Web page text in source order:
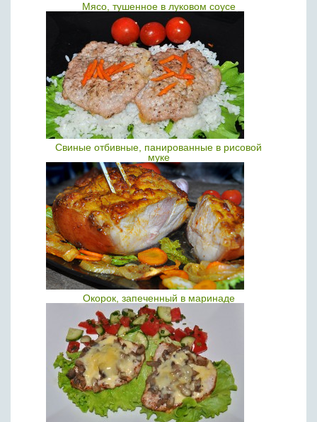
Мясо, тушенное в луковом соусе
Свиные отбивные, панированные в рисовой
муке
Окорок, запеченный в маринаде